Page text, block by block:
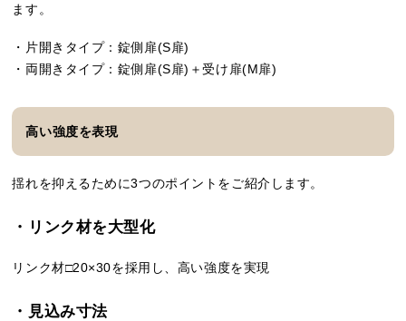
ます。
・片開きタイプ：錠側扉(S扉)
・両開きタイプ：錠側扉(S扉)＋受け扉(M扉)
高い強度を表現
揺れを抑えるために3つのポイントをご紹介します。
・リンク材を大型化
リンク材□20×30を採用し、高い強度を実現
・見込み寸法